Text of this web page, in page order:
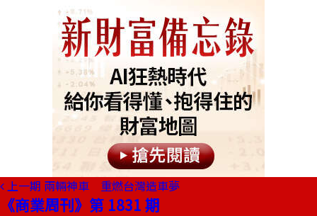
上一期 兩輛神車 重燃台灣造車夢
《商業周刊》第 1831 期